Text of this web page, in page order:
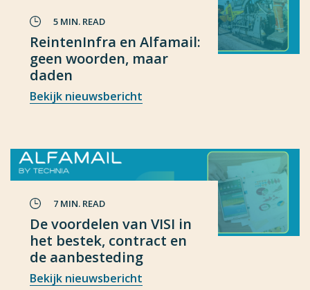
5 MIN. READ
ReintenInfra en Alfamail:
geen woorden, maar
daden
Bekijk nieuwsbericht
7 MIN. READ
De voordelen van VISI in
het bestek, contract en
de aanbesteding
Bekijk nieuwsbericht